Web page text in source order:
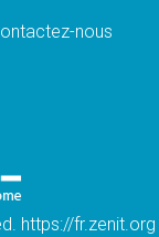
estime
pas avec
nous
https://fr.zenit.org